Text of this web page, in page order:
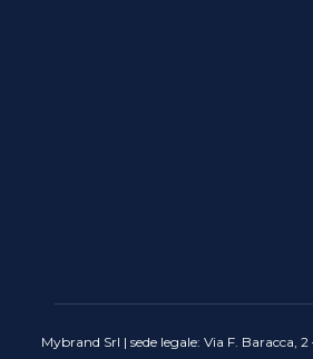
Mybrand Srl | sede legale: Via F. Baracca, 2